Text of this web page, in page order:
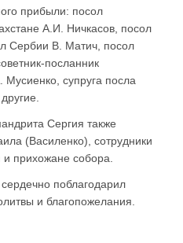
прибыли: посол
А.И. Ничкасов, посол
Сербии В. Матич, посол
посланник
супруга посла
Сергия также
(Василенко), сотрудники
прихожане собора.
поблагодарил
и благопожелания.